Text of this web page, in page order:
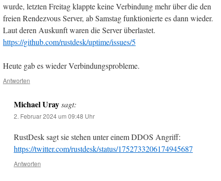
wurde, letzten Freitag klappte keine Verbindung mehr über die den
freien Rendezvous Server, ab Samstag funktionierte es dann wieder.
Laut deren Auskunft waren die Server überlastet.
https://github.com/rustdesk/uptime/issues/5
Heute gab es wieder Verbindungsprobleme.
Antworten
Michael Uray sagt:
2. Februar 2024 um 09:48 Uhr
RustDesk sagt sie stehen unter einem DDOS Angriff:
https://twitter.com/rustdesk/status/1752733206174945687
Antworten